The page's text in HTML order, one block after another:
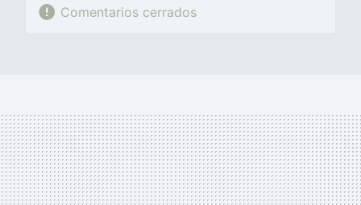
Comentarios cerrados